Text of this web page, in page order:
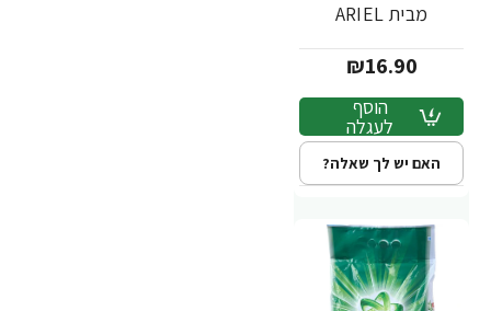
מבית ARIEL
₪16.90
הוסף
לעגלה
האם יש לך שאלה?